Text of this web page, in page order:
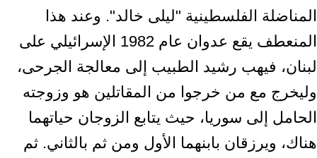
المناضلة الفلسطينية "ليلى خالد". وعند هذا
المنعطف يقع عدوان عام 1982 الإسرائيلي على
لبنان، فيهب رشيد الطبيب إلى معالجة الجرحى،
وليخرج مع من خرجوا من المقاتلين هو وزوجته
الحامل إلى سوريا، حيث يتابع الزوجان حياتهما
هناك، ويرزقان بابنهما الأول ومن ثم بالثاني. ثم